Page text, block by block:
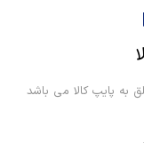
پایپ کالا می باشد